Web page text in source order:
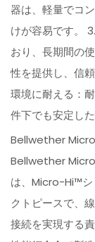
器は、軽量でコ
けが容易です。
おり、長期間の
性を提供し、信
環境に耐える：
件下でも安定し
Bellwether
Bellwether
は、Micro-Hi™シ
クトピースで、
接続を実現する